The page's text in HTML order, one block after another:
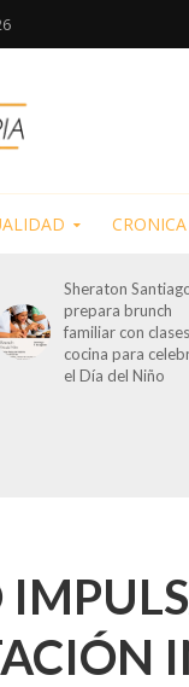
CRONICA
Sheraton
prepara brunch
familiar con
cocina para
el Día del Niño